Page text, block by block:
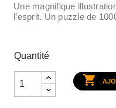
Une magnifique
l’esprit. Un puzzle de
Quantité
